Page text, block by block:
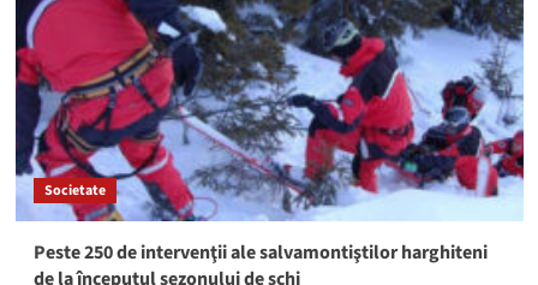
contemporană:
</i>
</h5>
Celebrele
instalaţii
„Luna”
şi
„Marte”
ale
cunoscutului
britanic
Societate
Peste 250 de intervenţii ale salvamontiştilor harghiteni
de la începutul sezonului de schi